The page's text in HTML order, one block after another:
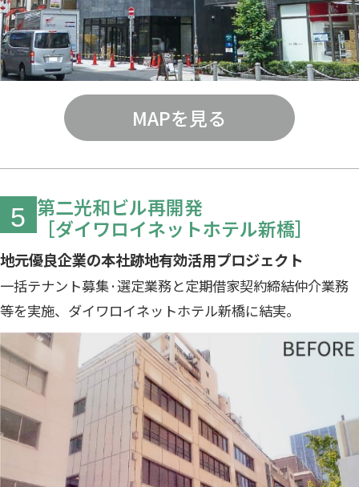
MAPを見る
5 第二光和ビル再開発
［ダイワロイネットホテル新橋］
地元優良企業の本社跡地有効活用プロジェクト
一括テナント募集·選定業務と定期借家契約締結仲介業務
等を実施、ダイワロイネットホテル新橋に結実。